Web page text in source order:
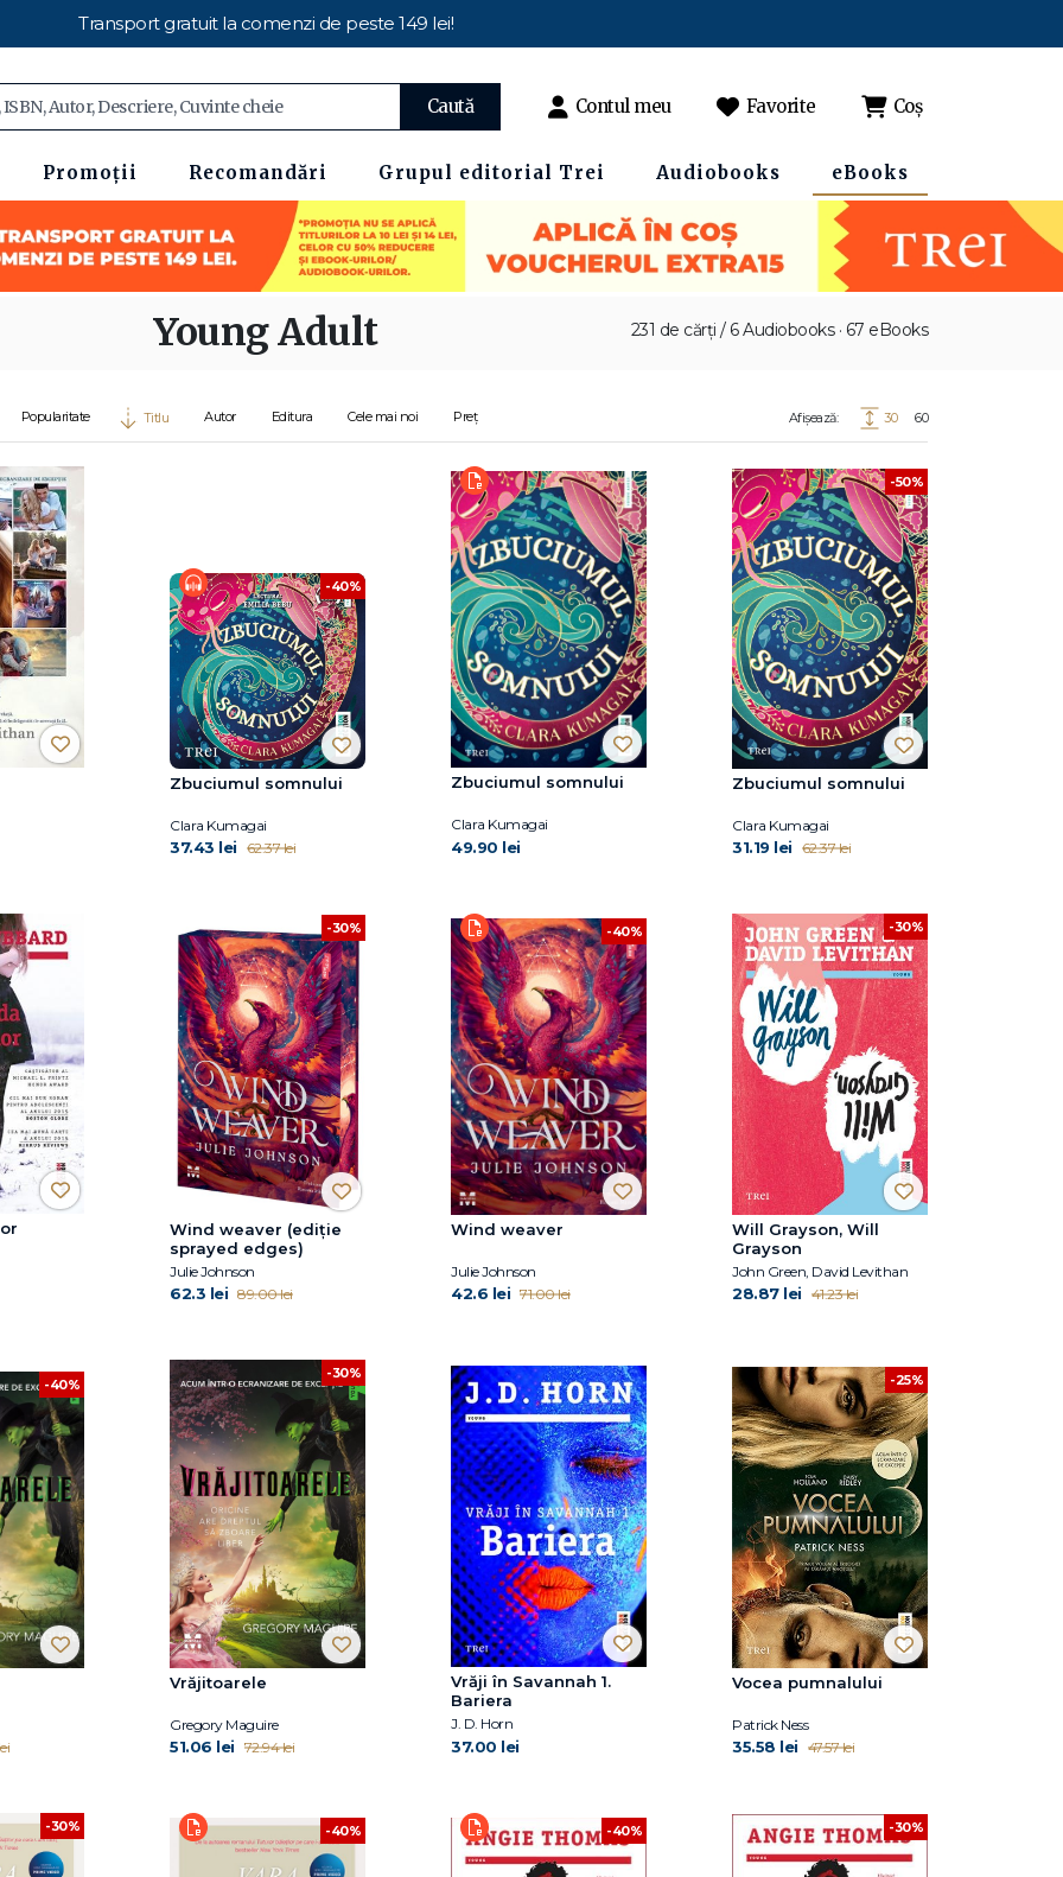
Transport gratuit la comenzi de peste 149 lei!
Caută Contul meu Favorite Coș
Promoții Recomandări Grupul editorial Trei Audiobooks eBooks
231 de cărți / 6 Audiobooks · 67 eBooks
Young Adult
Popularitate Titlu Autor Editura Cele mai noi Preț Afișează: 30 60
-40%
Zbuciumul somnului
Clara Kumagai
37.43 lei 62.37 lei
Zbuciumul somnului
Clara Kumagai
49.90 lei
-50%
Zbuciumul somnului
Clara Kumagai
31.19 lei 62.37 lei
-30%
Wind weaver (ediție
sprayed edges)
Julie Johnson
62.3 lei 89.00 lei
-40%
Wind weaver
Julie Johnson
42.6 lei 71.00 lei
-30%
Will Grayson, Will
Grayson
John Green, David Levithan
28.87 lei 41.23 lei
-40%
-30%
Vrăjitoarele
Gregory Maguire
51.06 lei 72.94 lei
Vrăji în Savannah 1.
Bariera
J. D. Horn
37.00 lei
-25%
Vocea pumnalului
Patrick Ness
35.58 lei 47.57 lei
-30% -40% -40% -30%